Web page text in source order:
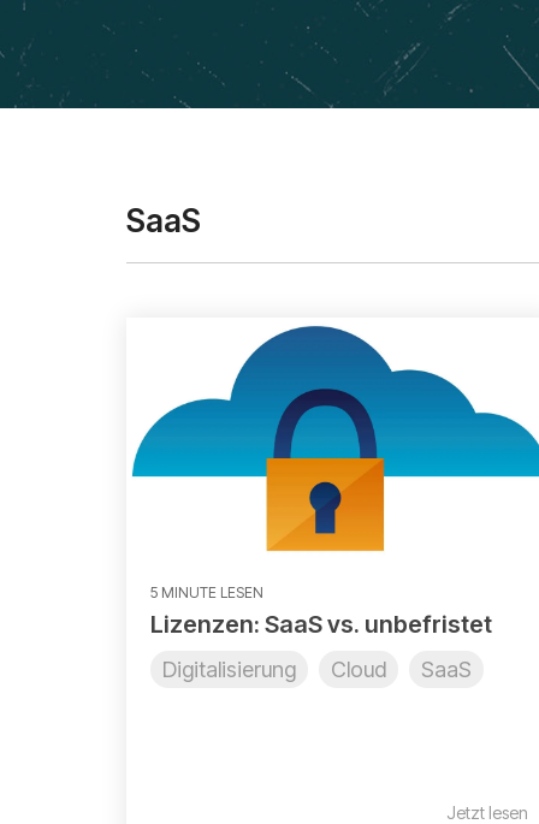
SaaS
5 MINUTE LESEN
Lizenzen: SaaS vs. unbefristet
Digitalisierung Cloud SaaS
Jetzt lesen